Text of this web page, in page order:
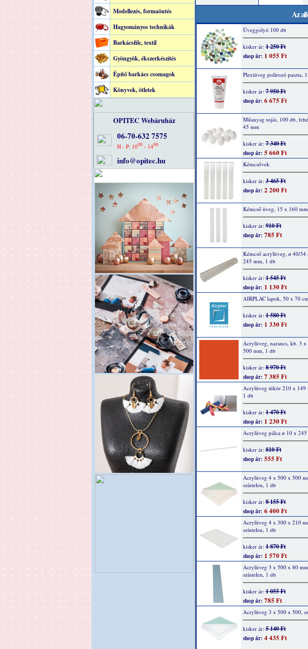
Modellezés, formaöntés
Hagyományos technikák
Barkácsfilc, textil
Gyöngyök, ékszerkészítés
Építő barkács csomagok
Könyvek, ötletek
OPITEC Webáruház
06-70-632 7575
H - P: 1000 - 1400
info@opitec.hu
Az
Üveggolyó 100 db
kisker ár:1 250 Ft
shop ár: 1 055 Ft
Plexiüveg polírozó paszta,
kisker ár:7 950 Ft
shop ár: 6 675 Ft
Műanyag tojás, 100 db,
45 mm
kisker ár:7 340 Ft
shop ár: 5 660 Ft
Kémcsővek
kisker ár:3 465 Ft
shop ár: 2 200 Ft
Kémcső üveg, 15 x 160
kisker ár:910 Ft
shop ár: 785 Ft
Kémcső acrylüveg, ø 40/34
245 mm, 1 db
kisker ár:1 545 Ft
shop ár: 1 130 Ft
AIRPLAC lapok, 50 x 70
kisker ár:1 580 Ft
shop ár: 1 330 Ft
Acrylüveg, narancs, kb. 3 x
500 mm, 1 db
kisker ár:8 970 Ft
shop ár: 7 385 Ft
Acrylüveg tükör 210 x 149
1 db
kisker ár:1 470 Ft
shop ár: 1 230 Ft
Acrylüveg pálca ø 10 x
kisker ár:810 Ft
shop ár: 555 Ft
Acrylüveg 4 x 500 x 500
színtelen, 1 db
kisker ár:8 155 Ft
shop ár: 6 400 Ft
Acrylüveg 4 x 300 x 210
színtelen, 1 db
kisker ár:1 870 Ft
shop ár: 1 570 Ft
Acrylüveg 3 x 500 x 80
színtelen, 1 db
kisker ár:1 055 Ft
shop ár: 785 Ft
Acrylüveg 3 x 500 x 500,
kisker ár:5 140 Ft
shop ár: 4 435 Ft